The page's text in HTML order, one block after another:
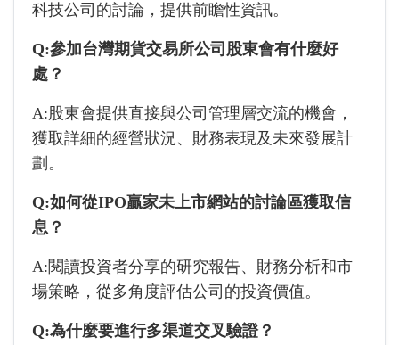
科技公司的討論，提供前瞻性資訊。
Q:參加台灣期貨交易所公司股東會有什麼好
處？
A:股東會提供直接與公司管理層交流的機會，
獲取詳細的經營狀況、財務表現及未來發展計
劃。
Q:如何從IPO贏家未上市網站的討論區獲取信
息？
A:閱讀投資者分享的研究報告、財務分析和市
場策略，從多角度評估公司的投資價值。
Q:為什麼要進行多渠道交叉驗證？